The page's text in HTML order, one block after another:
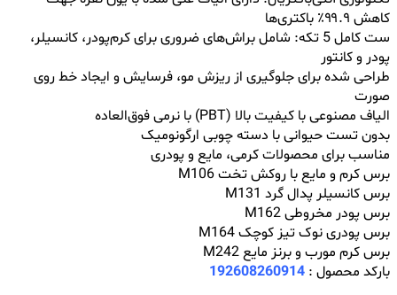
کاهش ۹۹.۹٪ باکتری‌ها
ست کامل 5 تکه: شامل براش‌های ضروری برای کرم‌پودر، کانسیلر،
پودر و کانتور
طراحی شده برای جلوگیری از ریزش مو، فرسایش و ایجاد خط روی
صورت
الیاف مصنوعی با کیفیت بالا (PBT) با نرمی فوق‌العاده
بدون تست حیوانی با دسته چوبی ارگونومیک
مناسب برای محصولات کرمی، مایع و پودری
برس کرم و مایع با روکش تخت M106
برس کانسیلر پدال گرد M131
برس پودر مخروطی M162
برس پودری نوک تیز کوچک M164
برس کرم مورب و برنز مایع M242
بارکد محصول : 192608260914